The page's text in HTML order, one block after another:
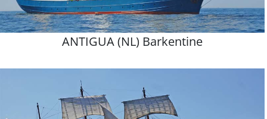
ANTIGUA (NL) Barkentine